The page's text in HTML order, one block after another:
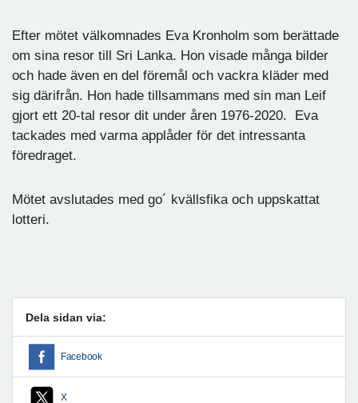
Efter mötet välkomnades Eva Kronholm som berättade
om sina resor till Sri Lanka. Hon visade många bilder
och hade även en del föremål och vackra kläder med
sig därifrån. Hon hade tillsammans med sin man Leif
gjort ett 20-tal resor dit under åren 1976-2020. Eva
tackades med varma applåder för det intressanta
föredraget.
Mötet avslutades med go´ kvällsfika och uppskattat
lotteri.
Dela sidan via:
Facebook
X